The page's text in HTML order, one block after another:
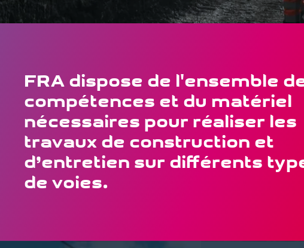
FRA dispose de l'ensemble
compétences et du matériel
nécessaires pour réaliser les
travaux de construction et
d’entretien sur différents
de voies.